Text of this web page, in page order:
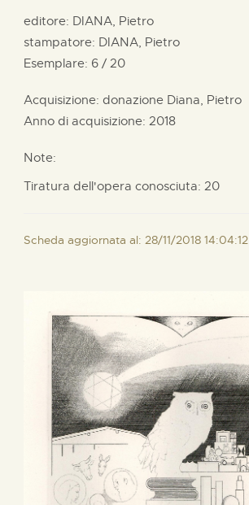
editore: DIANA, Pietro
stampatore: DIANA, Pietro
Esemplare: 6 / 20
Acquisizione: donazione Diana, Pietro
Anno di acquisizione: 2018
Note:
Tiratura dell'opera conosciuta: 20
Scheda aggiornata al: 28/11/2018 14:04:12